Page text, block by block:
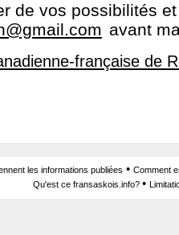
de vos possibilités
avant
française de
les informations publiées • Comment
Qu'est ce fransaskois.info? •